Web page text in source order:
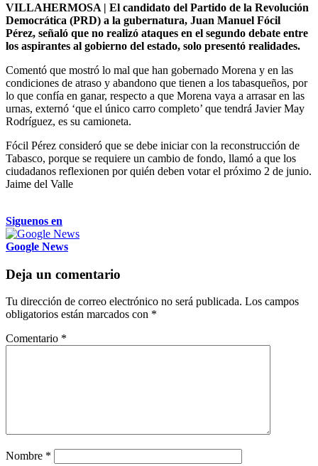
VILLAHERMOSA | El candidato del Partido de la Revolución
Democrática (PRD) a la gubernatura, Juan Manuel Fócil
Pérez, señaló que no realizó ataques en el segundo debate entre
los aspirantes al gobierno del estado, solo presentó realidades.
Comentó que mostró lo mal que han gobernado Morena y en las
condiciones de atraso y abandono que tienen a los tabasqueños, por
lo que confía en ganar, respecto a que Morena vaya a arrasar en las
urnas, externó ‘que el único carro completo’ que tendrá Javier May
Rodríguez, es su camioneta.
Fócil Pérez consideró que se debe iniciar con la reconstrucción de
Tabasco, porque se requiere un cambio de fondo, llamó a que los
ciudadanos reflexionen por quién deben votar el próximo 2 de junio.
Jaime del Valle
Siguenos en
Google News
Deja un comentario
Tu dirección de correo electrónico no será publicada. Los campos
obligatorios están marcados con *
Comentario *
Nombre *